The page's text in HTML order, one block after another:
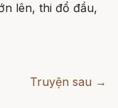
lên, thi đổ đầu,
Truyện sau →